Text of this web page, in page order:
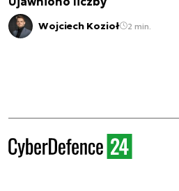
Wojciech Kozioł 2 min.